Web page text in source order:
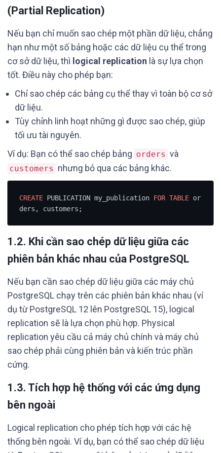
(Partial Replication)
Nếu bạn chỉ muốn sao chép một phần dữ liệu, chẳng
hạn như một số bảng hoặc các dữ liệu cụ thể trong
cơ sở dữ liệu, thì logical replication là sự lựa chọn
tốt. Điều này cho phép bạn:
Chỉ sao chép các bảng cụ thể thay vì toàn bộ cơ sở
dữ liệu.
Tùy chỉnh linh hoạt những gì được sao chép, giúp
tối ưu tài nguyên.
Ví dụ: Bạn có thể sao chép bảng orders và
customers nhưng bỏ qua các bảng khác.
CREATE PUBLICATION my_publication FOR TABLE or
ders, customers;
1.2. Khi cần sao chép dữ liệu giữa các
phiên bản khác nhau của PostgreSQL
Nếu bạn cần sao chép dữ liệu giữa các máy chủ
PostgreSQL chạy trên các phiên bản khác nhau (ví
dụ từ PostgreSQL 12 lên PostgreSQL 15), logical
replication sẽ là lựa chọn phù hợp. Physical
replication yêu cầu cả máy chủ chính và máy chủ
sao chép phải cùng phiên bản và kiến trúc phần
cứng.
1.3. Tích hợp hệ thống với các ứng dụng
bên ngoài
Logical replication cho phép tích hợp với các hệ
thống bên ngoài. Ví dụ, bạn có thể sao chép dữ liệu